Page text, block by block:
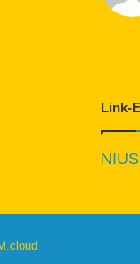
Link-